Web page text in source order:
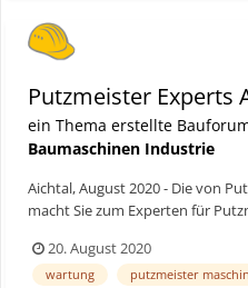
Putzmeister Experts
ein Thema erstellte
Baumaschinen Industrie
Aichtal, August 2020 - Die von
macht Sie zum Experten für
Dokumenten und Rechnern
speziell an Maschinisten und
20. August 2020
wartung putzmeister